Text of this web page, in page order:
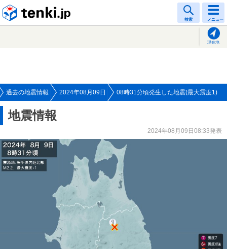
検索 メニュー
現在地
過去の地震情報 2024年08月09日 08時31分頃発生した地震(最大震度1)
地震情報
2024年08月09日08:33発表